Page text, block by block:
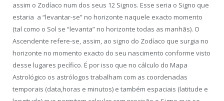
assim o Zodíaco num dos seus 12 Signos. Esse seria o Signo que
estaria a “levantar-se” no horizonte naquele exacto momento
(tal como o Sol se “levanta” no horizonte todas as manhãs). O
Ascendente refere-se, assim, ao signo do Zodíaco que surgia no
horizonte no momento exacto do seu nascimento conforme visto
desse lugares pecífico. É por isso que no cálculo do Mapa
Astrológico os astrólogos trabalham com as coordenadas
temporais (data,horas e minutos) e também espaciais (latitude e